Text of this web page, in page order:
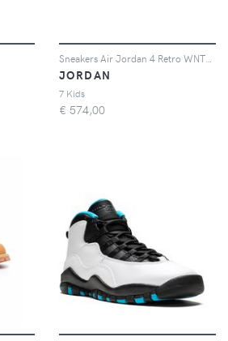
JORDAN
7 Kids
€ 574,00